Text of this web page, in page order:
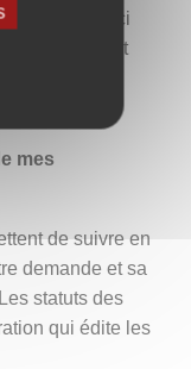
D’ici
intéressant et
mes
de suivre en
demande et sa
statuts des
qui édite les